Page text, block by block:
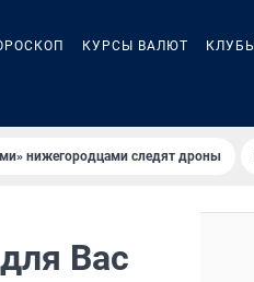
КУРСЫ ВАЛЮТ КЛУБЫ
нижегородцами следят дроны
Вас